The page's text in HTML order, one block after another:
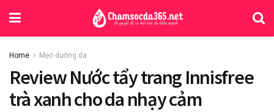
Home Mẹo dưỡng da
Review Nước tẩy trang Innisfree
trà xanh cho da nhạy cảm